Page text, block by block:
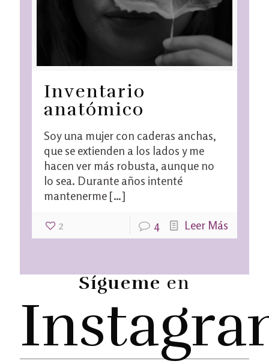
Inventario
anatómico
Soy una mujer con caderas anchas,
que se extienden a los lados y me
hacen ver más robusta, aunque no
lo sea. Durante años intenté
mantenerme […]
2 4 Leer Más
Sígueme en